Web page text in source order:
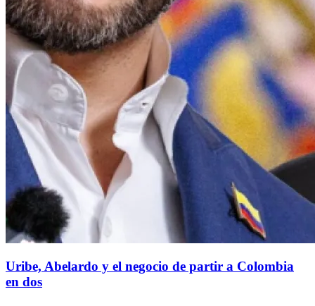
Uribe, Abelardo y el negocio de partir a Colombia
en dos